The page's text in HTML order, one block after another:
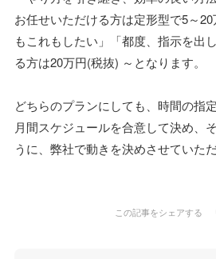
お任せいただける方は定形型で5～
もこれもしたい」「都度、指示を出
る方は20万円(税抜) ～となります。
どちらのプランにしても、時間の指
月間スケジュールを合意して決め、
うに、弊社で動きを決めさせていただ
この記事をシェアする